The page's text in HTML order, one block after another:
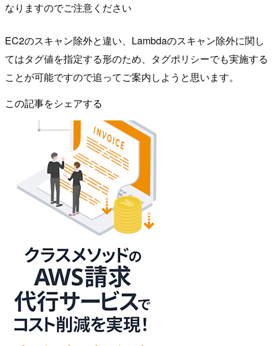
なりますのでご注意ください
EC2のスキャン除外と違い、Lambdaのスキャン除外に関し
てはタグ値を指定する形のため、タグポリシーでも実施する
ことが可能ですので追ってご案内しようと思います。
この記事をシェアする